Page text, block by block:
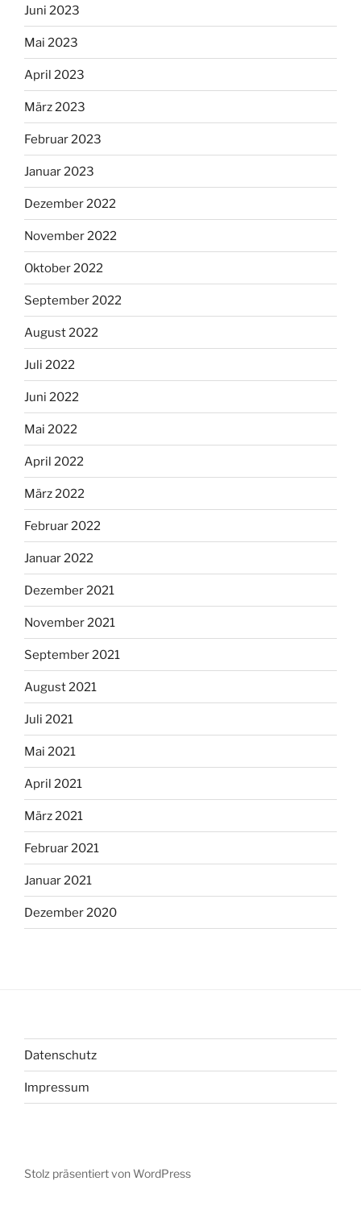
Juni 2023
Mai 2023
April 2023
März 2023
Februar 2023
Januar 2023
Dezember 2022
November 2022
Oktober 2022
September 2022
August 2022
Juli 2022
Juni 2022
Mai 2022
April 2022
März 2022
Februar 2022
Januar 2022
Dezember 2021
November 2021
September 2021
August 2021
Juli 2021
Mai 2021
April 2021
März 2021
Februar 2021
Januar 2021
Dezember 2020
Datenschutz
Impressum
Stolz präsentiert von WordPress